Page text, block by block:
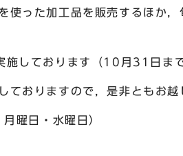
った加工品を販売するほか，
しております（10月31日まで
おりますので，是非ともお越
日・水曜日）